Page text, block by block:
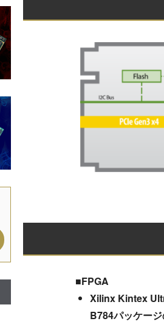
■FPGA
Xilinx Kintex
B784パッケー